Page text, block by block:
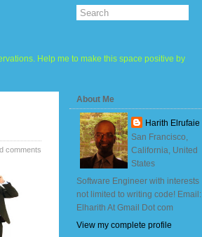
Help me to make this space positive by
comments
About Me
Harith Elrufaie
San Francisco,
California, United
States
Software Engineer with interests
not limited to writing code! Email:
Elharith At Gmail Dot com
View my complete profile